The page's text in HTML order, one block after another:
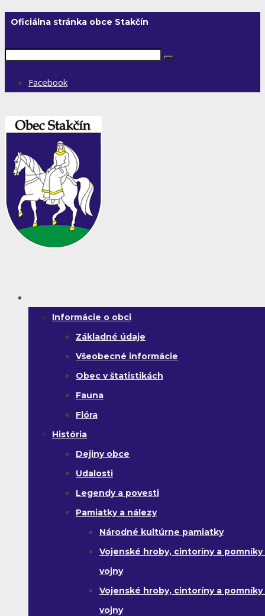
Oficiálna stránka obce Stakčín
Facebook
Informácie o obci
Základné údaje
Všeobecné informácie
Obec v štatistikách
Fauna
Flóra
História
Dejiny obce
Udalosti
Legendy a povesti
Pamiatky a nálezy
Národné kultúrne pamiatky
Vojenské hroby, cintoríny a pomníky
vojny
Vojenské hroby, cintoríny a pomníky
vojny